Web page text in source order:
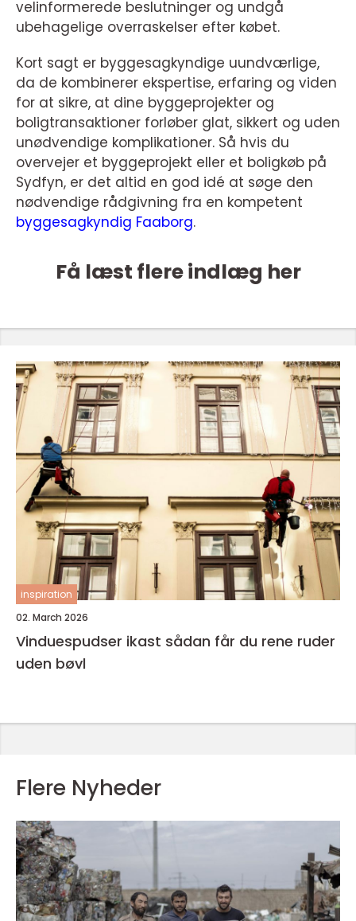
velinformerede beslutninger og undgå
ubehagelige overraskelser efter købet.
Kort sagt er byggesagkyndige uundværlige,
da de kombinerer ekspertise, erfaring og viden
for at sikre, at dine byggeprojekter og
boligtransaktioner forløber glat, sikkert og uden
unødvendige komplikationer. Så hvis du
overvejer et byggeprojekt eller et boligkøb på
Sydfyn, er det altid en god idé at søge den
nødvendige rådgivning fra en kompetent
byggesagkyndig Faaborg.
Få læst flere indlæg her
inspiration
02. March 2026
Vinduespudser ikast sådan får du rene ruder
uden bøvl
Flere Nyheder